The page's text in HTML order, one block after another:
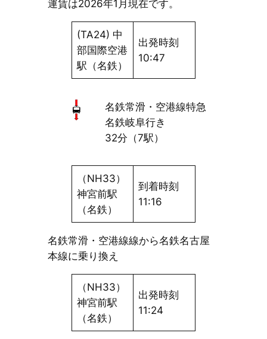
運賃は2026年1月現在です。
(TA24) 中
部国際空港
駅（名鉄）
出発時刻
10:47
名鉄常滑・空港線特急
名鉄岐阜行き
32分（7駅）
（NH33）
神宮前駅
（名鉄）
到着時刻
11:16
名鉄常滑・空港線線から名鉄名古屋
本線に乗り換え
（NH33）
神宮前駅
（名鉄）
出発時刻
11:24